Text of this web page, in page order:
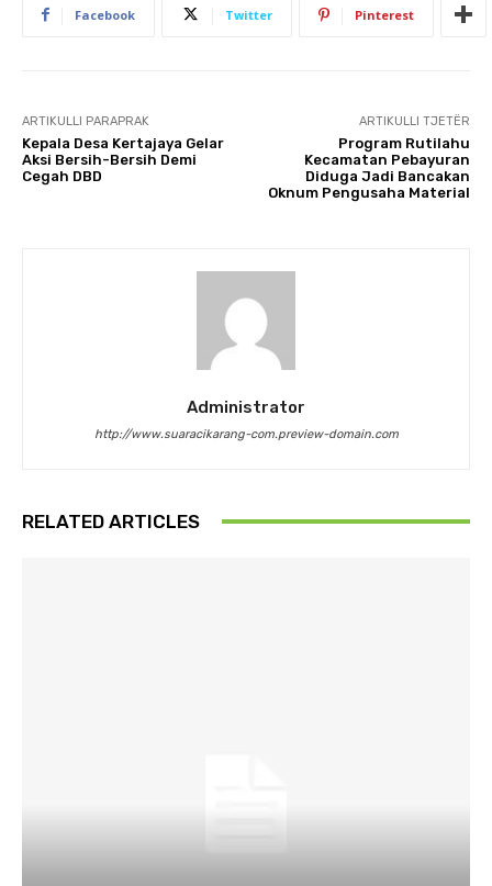
Facebook Twitter Pinterest
ARTIKULLI PARAPRAK
Kepala Desa Kertajaya Gelar
Aksi Bersih-Bersih Demi
Cegah DBD
ARTIKULLI TJETËR
Program Rutilahu
Kecamatan Pebayuran
Diduga Jadi Bancakan
Oknum Pengusaha Material
Administrator
http://www.suaracikarang-com.preview-domain.com
RELATED ARTICLES